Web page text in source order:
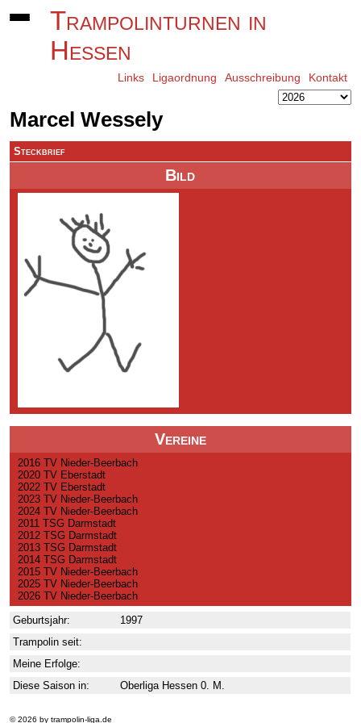
Trampolinturnen in
Hessen
Links Ligaordnung Ausschreibung Kontakt
Marcel Wessely
Bild
Vereine
2016 TV Nieder-Beerbach
2020 TV Eberstadt
2022 TV Eberstadt
2023 TV Nieder-Beerbach
2024 TV Nieder-Beerbach
2011 TSG Darmstadt
2012 TSG Darmstadt
2013 TSG Darmstadt
2014 TSG Darmstadt
2015 TV Nieder-Beerbach
2025 TV Nieder-Beerbach
2026 TV Nieder-Beerbach
Steckbrief
Geburtsjahr:
1997
Trampolin seit:
Meine Erfolge:
Diese Saison in:
Oberliga Hessen 0. M.
© 2026 by trampolin-liga.de